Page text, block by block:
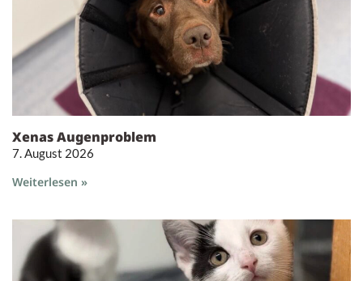
Xenas Augenproblem
7. August 2026
Weiterlesen »